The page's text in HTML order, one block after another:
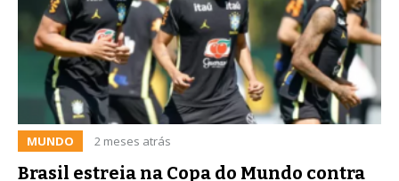
MUNDO 2 meses atrás
Brasil estreia na Copa do Mundo contra